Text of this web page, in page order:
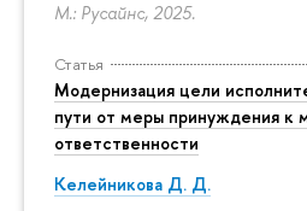
М.: Русайнс, 2025.
Статья
Модернизация цели
пути от меры принуждения к
ответственности
Келейникова Д. Д.